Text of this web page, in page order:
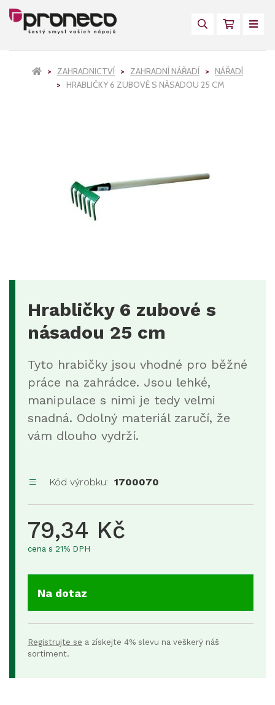
ZAHRADNICTVÍ ZAHRADNÍ NÁŘADÍ
NÁŘADÍ
HRABLIČKY 6 ZUBOVÉ S NÁSADOU 25 CM
Hrabličky 6 zubové s
násadou 25 cm
Tyto hrabičky jsou vhodné pro běžné
práce na zahrádce. Jsou lehké,
manipulace s nimi je tedy velmi
snadná. Odolný materiál zaručí, že
vám dlouho vydrží.
Kód výrobku: 1700070
79,34 Kč
cena s 21% DPH
Na dotaz
Registrujte se a získejte 4% slevu na veškerý náš
sortiment.